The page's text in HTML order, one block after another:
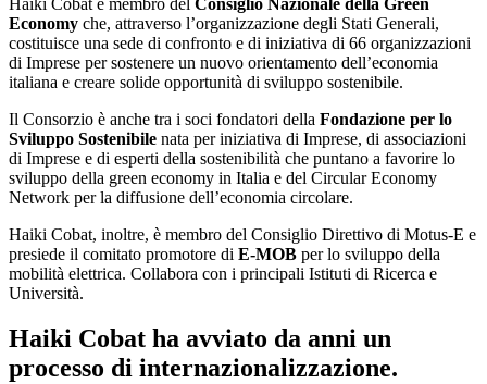
Economy che, attraverso l’organizzazione degli Stati Generali,
costituisce una sede di confronto e di iniziativa di 66 organizzazioni
di Imprese per sostenere un nuovo orientamento dell’economia
italiana e creare solide opportunità di sviluppo sostenibile.
Il Consorzio è anche tra i soci fondatori della Fondazione per lo
Sviluppo Sostenibile nata per iniziativa di Imprese, di associazioni
di Imprese e di esperti della sostenibilità che puntano a favorire lo
sviluppo della green economy in Italia e del Circular Economy
Network per la diffusione dell’economia circolare.
Haiki Cobat, inoltre, è membro del Consiglio Direttivo di Motus-E e
presiede il comitato promotore di E-MOB per lo sviluppo della
mobilità elettrica. Collabora con i principali Istituti di Ricerca e
Università.
Haiki Cobat ha avviato da anni un
processo di internazionalizzazione.